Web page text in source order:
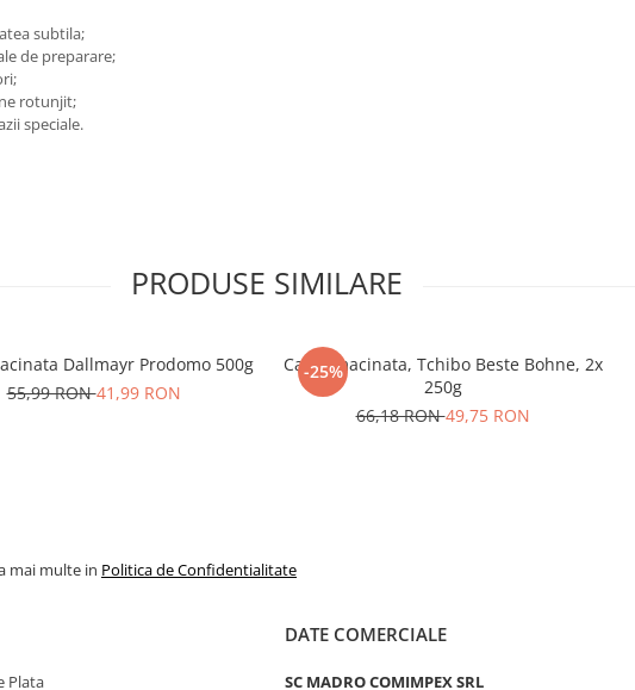
subtila;
de preparare;
rotunjit;
speciale.
PRODUSE SIMILARE
Dallmayr Prodomo 500g
55,99 RON41,99 RON
-25%
Cafea macinata, Tchibo Beste Bohne, 2x
250g
66,18 RON49,75 RON
mai multe in Politica de Confidentialitate
Plata
DATE COMERCIALE
SC MADRO COMIMPEX SRL